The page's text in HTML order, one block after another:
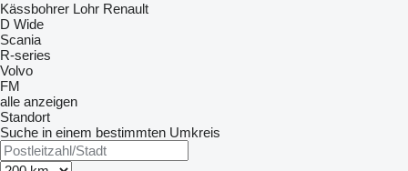
Kässbohrer Lohr Renault
D Wide
Scania
R-series
Volvo
FM
alle anzeigen
Standort
Suche in einem bestimmten Umkreis